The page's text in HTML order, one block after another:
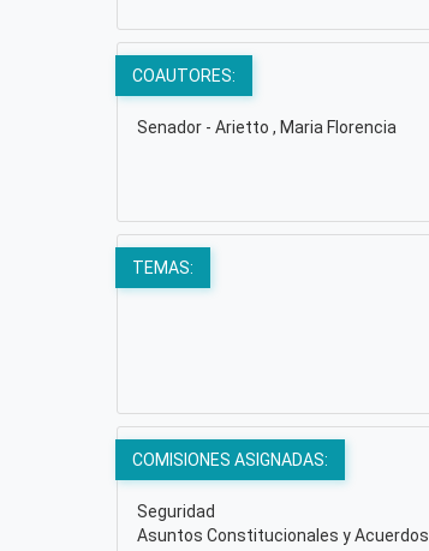
COAUTORES:
Senador - Arietto , Maria Florencia
TEMAS:
COMISIONES ASIGNADAS:
Seguridad
Asuntos Constitucionales y Acuerdos